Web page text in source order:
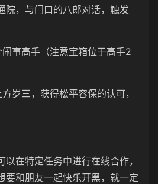
院，与门口的八郎对话，触发
事高手（注意宝箱位于高手2
岁三，获得松平容保的认可，
以在特定任务中进行在线合作，
要和朋友一起快乐开黑，就一定